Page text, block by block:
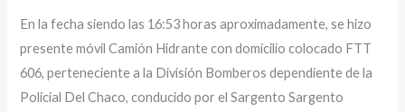
En la fecha siendo las 16:53 horas aproximadamente, se hizo
presente móvil Camión Hidrante con domicilio colocado FTT
606, perteneciente a la División Bomberos dependiente de la
Policial Del Chaco, conducido por el Sargento Sargento